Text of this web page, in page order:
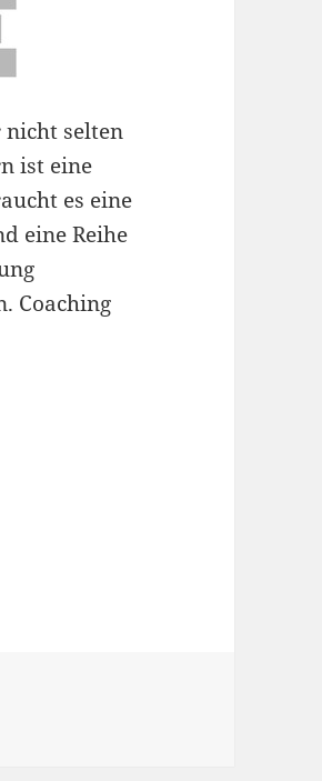
selten
ist eine
es eine
eine Reihe
Coaching